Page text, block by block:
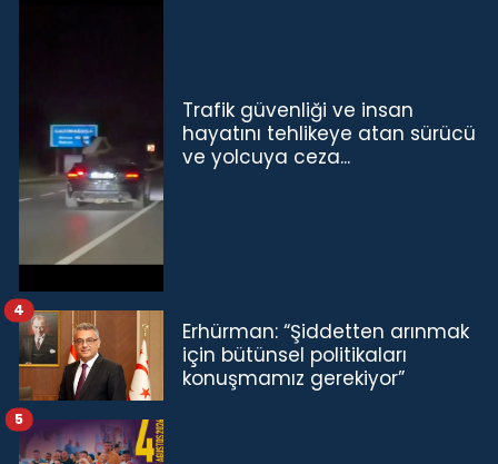
Trafik güvenliği ve insan
hayatını tehlikeye atan sürücü
ve yolcuya ceza...
Erhürman: “Şiddetten arınmak
için bütünsel politikaları
konuşmamız gerekiyor”
4
5